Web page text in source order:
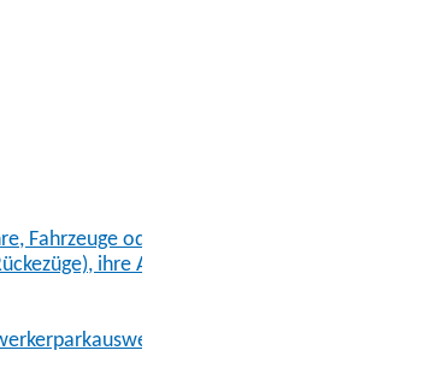
oder Fahrzeugkombinationen nach §
ihre Anhänger, Arbeitsmaschinen (z.B.